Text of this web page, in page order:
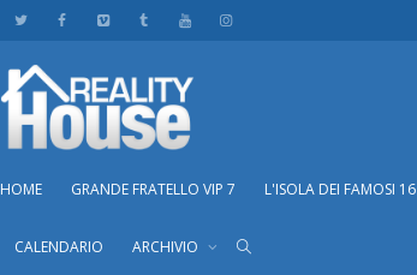
HOME GRANDE FRATELLO VIP 7 L'ISOLA DEI FAMOSI 16
CALENDARIO ARCHIVIO